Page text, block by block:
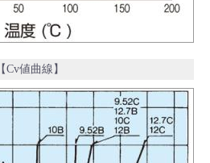
【Cv値曲線】